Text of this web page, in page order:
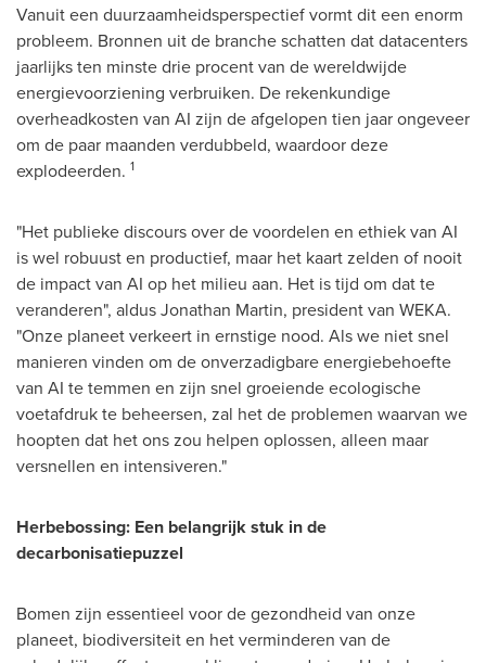
Vanuit een duurzaamheidsperspectief vormt dit een enorm
probleem. Bronnen uit de branche schatten dat datacenters
jaarlijks ten minste drie procent van de wereldwijde
energievoorziening verbruiken. De rekenkundige
overheadkosten van AI zijn de afgelopen tien jaar ongeveer
om de paar maanden verdubbeld, waardoor deze
explodeerden. 1
"Het publieke discours over de voordelen en ethiek van AI
is wel robuust en productief, maar het kaart zelden of nooit
de impact van AI op het milieu aan. Het is tijd om dat te
veranderen", aldusJonathan Martin, president van WEKA.
"Onze planeet verkeert in ernstige nood. Als we niet snel
manieren vinden om de onverzadigbare energiebehoefte
van AI te temmen en zijn snel groeiende ecologische
voetafdruk te beheersen, zal het de problemen waarvan we
hoopten dat het ons zou helpen oplossen, alleen maar
versnellen en intensiveren."
Herbebossing: Een belangrijk stuk in de
decarbonisatiepuzzel
Bomen zijn essentieel voor de gezondheid van onze
planeet, biodiversiteit en het verminderen van de